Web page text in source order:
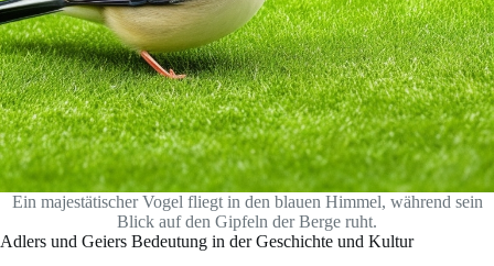
Ein majestätischer Vogel fliegt in den blauen Himmel, während sein
Blick auf den Gipfeln der Berge ruht.
Adlers und Geiers Bedeutung in der Geschichte und Kultur